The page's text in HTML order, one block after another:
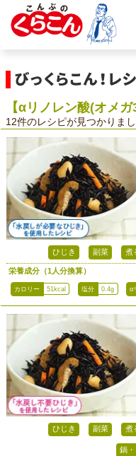
【αリノレン酸(オメ
12件のレシピが見つかりまし
ひじき 副菜 煮
栄養成分（1人分換算）
カロリー 51kcal 塩分 0.4g α
ひじき 副菜 煮
鍋